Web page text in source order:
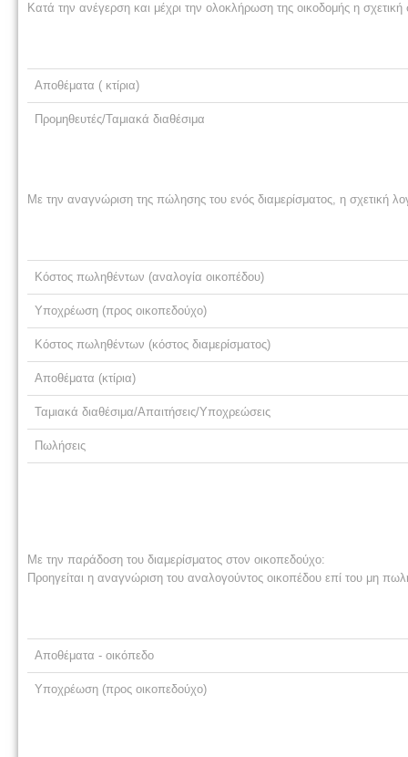
Κατά την ανέγερση και μέχρι την ολοκλήρωση της οικοδομής η
Αποθέματα ( κτίρια)
Προμηθευτές/Ταμιακά διαθέσιμα
Με την αναγνώριση της πώλησης του ενός διαμερίσματος, η σχετική
Κόστος πωληθέντων (αναλογία οικοπέδου)
Υποχρέωση (προς οικοπεδούχο)
Κόστος πωληθέντων (κόστος διαμερίσματος)
Αποθέματα (κτίρια)
Ταμιακά διαθέσιμα/Απαιτήσεις/Υποχρεώσεις
Πωλήσεις
Με την παράδοση του διαμερίσματος στον οικοπεδούχο:
Προηγείται η αναγνώριση του αναλογούντος οικοπέδου επί του μη
Αποθέματα - οικόπεδο
Υποχρέωση (προς οικοπεδούχο)